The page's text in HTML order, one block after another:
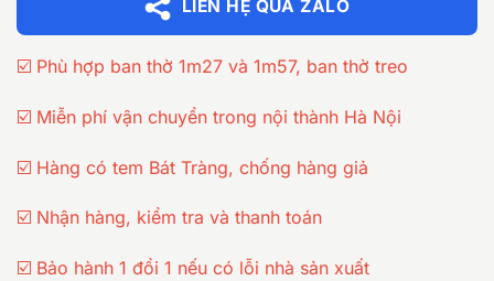
LIÊN HỆ QUA ZALO
☑️ Phù hợp ban thờ 1m27 và 1m57, ban thờ treo
☑️ Miễn phí vận chuyển trong nội thành Hà Nội
☑️ Hàng có tem Bát Tràng, chống hàng giả
☑️ Nhận hàng, kiểm tra và thanh toán
☑️ Bảo hành 1 đổi 1 nếu có lỗi nhà sản xuất